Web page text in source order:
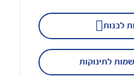
לתינוקות
לבנות